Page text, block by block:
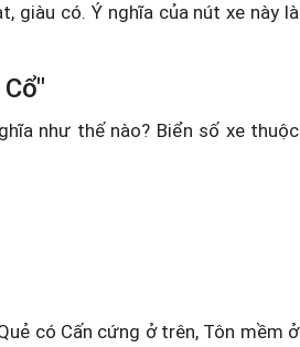
giàu có. Ý nghĩa của nút xe này là
như thế nào? Biển số xe thuộc
có Cấn cứng ở trên, Tôn mềm ở